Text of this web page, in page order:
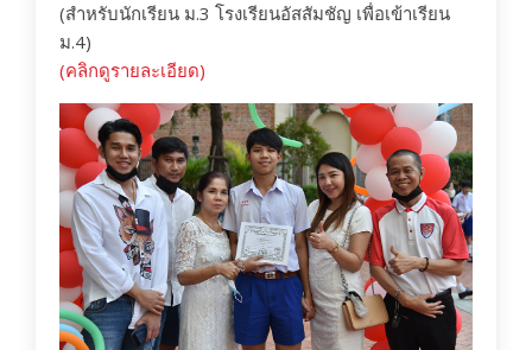
(สำหรับนักเรียน ม.3 โรงเรียนอัสสัมชัญ เพื่อเข้าเรียน
ม.4)
(คลิกดูรายละเอียด)